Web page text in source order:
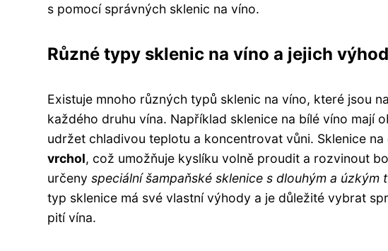
s pomocí správných sklenic na víno.
Různé typy sklenic na víno a jejich
Existuje mnoho různých typů sklenic na víno, které jsou
každého druhu vína. Například sklenice na bílé víno mají
udržet chladivou teplotu a koncentrovat vůni. Sklenice
vrchol, což umožňuje kyslíku volně proudit a rozvinout
určeny speciální šampaňské sklenice s dlouhým a úzkým
typ sklenice má své vlastní výhody a je důležité vybrat
pití vína.